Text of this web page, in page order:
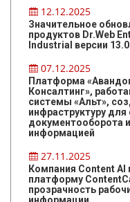
12.12.2025
Значительное
продуктов Dr.Web
Industrial версии
07.12.2025
Платформа
Консалтинг»,
системы «Альт»,
инфраструктуру для
документооборота
информацией
27.11.2025
Компания Content
платформу
прозрачность
информации